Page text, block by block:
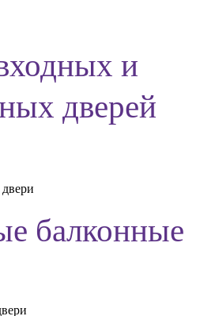
и
дверей
балконные